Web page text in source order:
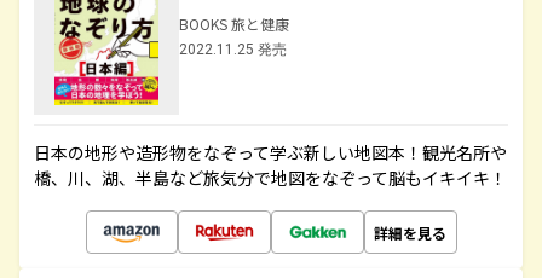
BOOKS 旅と健康
2022.11.25 発売
日本の地形や造形物をなぞって学ぶ新しい地図本！観光名所や
橋、川、湖、半島など旅気分で地図をなぞって脳もイキイキ！
詳細を見る